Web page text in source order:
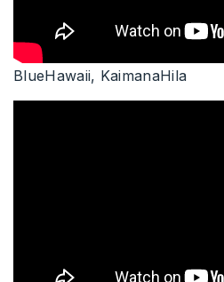
BlueHawaii, KaimanaHila